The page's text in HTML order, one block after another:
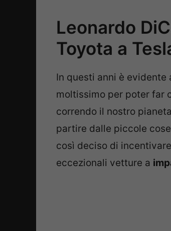
Leonardo
Toyota a
In questi anni è evidente
moltissimo per poter far
correndo il nostro
partire dalle piccole
così deciso di
eccezionali vetture a